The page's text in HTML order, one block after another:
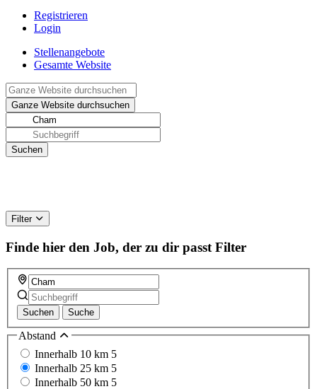
Registrieren
Login
Stellenangebote
Gesamte Website
Filter
Finde hier den Job, der zu dir passt Filter
Suchen Suche
Abstand
Innerhalb 10 km 5
Innerhalb 25 km 5
Innerhalb 50 km 5